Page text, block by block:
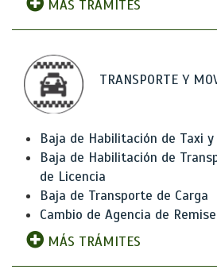
MÁS TRÁMITES
TRANSPORTE Y
Baja de Habilitación de Taxi
Baja de Habilitación de
de Licencia
Baja de Transporte de Carga
Cambio de Agencia de
MÁS TRÁMITES